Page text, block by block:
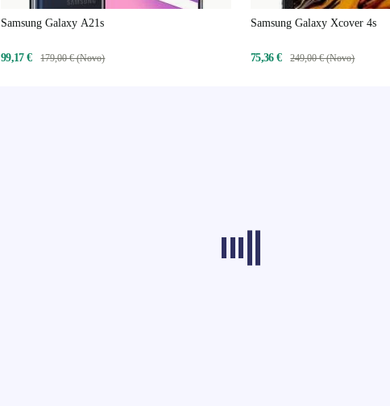
Samsung Galaxy A21s
99,17 € 179,00 € (Novo)
Samsung Galaxy Xcover 4s
75,36 € 249,00 € (Novo)